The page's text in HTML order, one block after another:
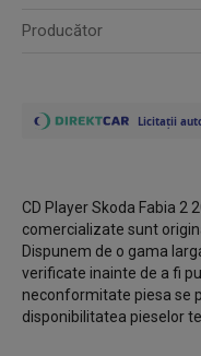
Producător
CD Player Skoda Fabia 2
comercializate sunt
Dispunem de o gama
verificate inainte de a fi
neconformitate piesa se
disponibilitatea pieselor